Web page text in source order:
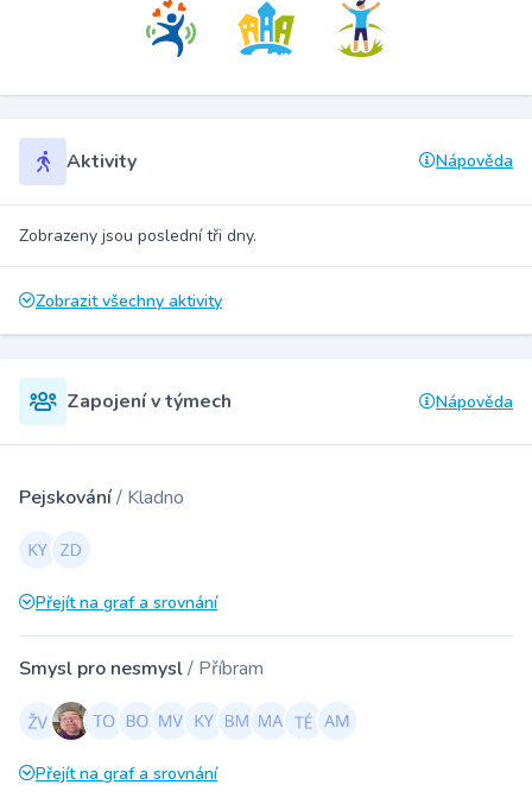
Aktivity Nápověda
Zobrazeny jsou poslední tři dny.
Zobrazit všechny aktivity
Zapojení v týmech Nápověda
Pejskování/ Kladno
Přejít na graf a srovnání
Smysl pro nesmysl/ Příbram
Přejít na graf a srovnání